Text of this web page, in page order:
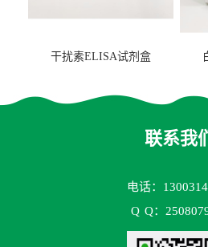
干扰素ELISA试剂盒
联系我
电话：
Q Q：